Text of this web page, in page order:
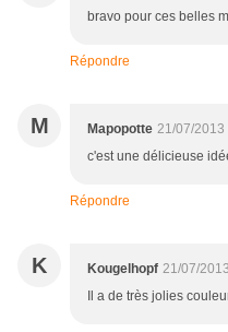
bravo pour ces belles
Répondre
M Mapopotte 21/07/2013
c'est une délicieuse
Répondre
K Kougelhopf 21/07/
Il a de très jolies